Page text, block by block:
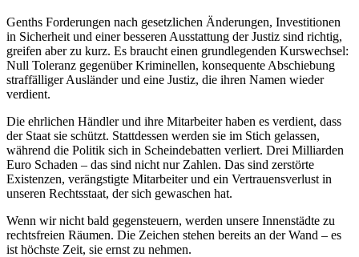
Genths Forderungen nach gesetzlichen Änderungen, Investitionen
in Sicherheit und einer besseren Ausstattung der Justiz sind richtig,
greifen aber zu kurz. Es braucht einen grundlegenden Kurswechsel:
Null Toleranz gegenüber Kriminellen, konsequente Abschiebung
straffälliger Ausländer und eine Justiz, die ihren Namen wieder
verdient.
Die ehrlichen Händler und ihre Mitarbeiter haben es verdient, dass
der Staat sie schützt. Stattdessen werden sie im Stich gelassen,
während die Politik sich in Scheindebatten verliert. Drei Milliarden
Euro Schaden – das sind nicht nur Zahlen. Das sind zerstörte
Existenzen, verängstigte Mitarbeiter und ein Vertrauensverlust in
unseren Rechtsstaat, der sich gewaschen hat.
Wenn wir nicht bald gegensteuern, werden unsere Innenstädte zu
rechtsfreien Räumen. Die Zeichen stehen bereits an der Wand – es
ist höchste Zeit, sie ernst zu nehmen.